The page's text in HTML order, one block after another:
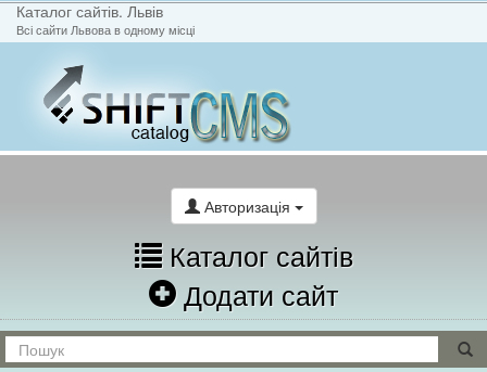
Каталог сайтів. Львів
Всі сайти Львова в одному місці
Авторизація
Каталог сайтів
Додати сайт